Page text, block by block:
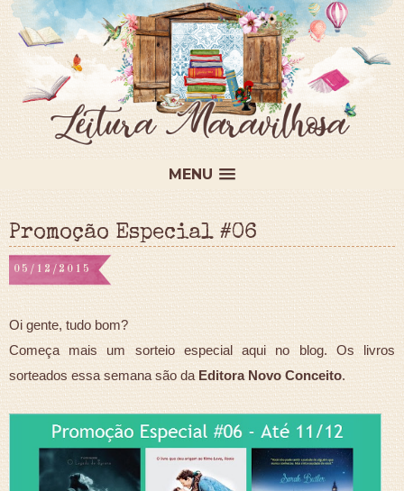
MENU
Promoção Especial #06
05/12/2015
Oi gente, tudo bom?
Começa mais um sorteio especial aqui no blog. Os livros
sorteados essa semana são da Editora Novo Conceito.